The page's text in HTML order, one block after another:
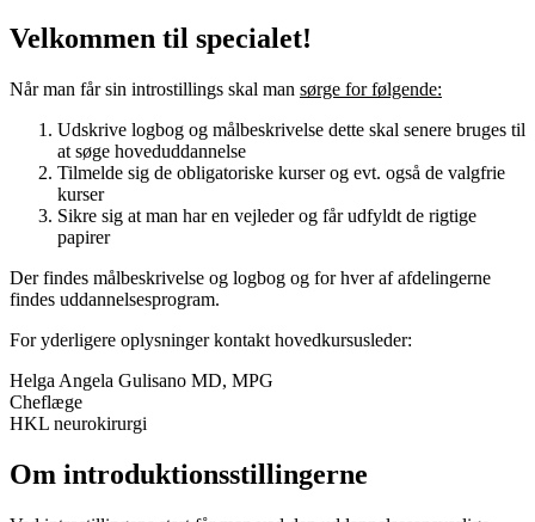
Velkommen til specialet!
Når man får sin introstillings skal man sørge for følgende:
Udskrive logbog og målbeskrivelse dette skal senere bruges til
at søge hoveduddannelse
Tilmelde sig de obligatoriske kurser og evt. også de valgfrie
kurser
Sikre sig at man har en vejleder og får udfyldt de rigtige
papirer
Der findes målbeskrivelse og logbog og for hver af afdelingerne
findes uddannelsesprogram.
For yderligere oplysninger kontakt hovedkursusleder:
Helga Angela Gulisano MD, MPG
Cheflæge
HKL neurokirurgi
Om introduktionsstillingerne